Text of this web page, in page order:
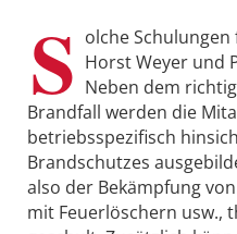
S olche
Horst Weyer und
Neben dem
Brandfall werden die
betriebsspezifisch
Brandschutzes
also der Bekämpfung
mit Feuerlöschern usw.,